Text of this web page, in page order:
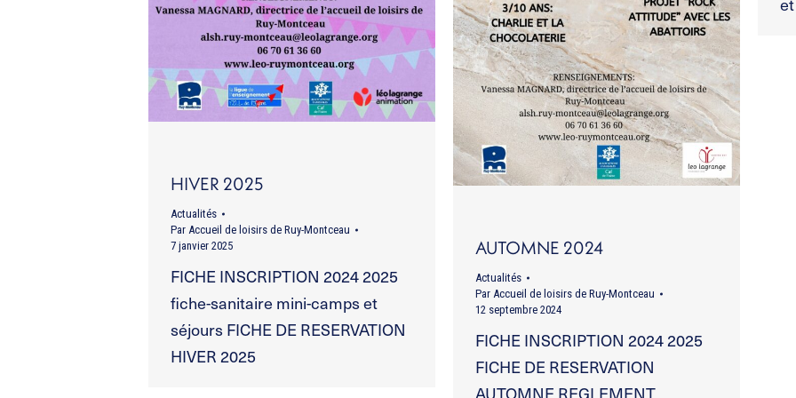
HIVER 2025
Actualités
Par Accueil de loisirs de Ruy-Montceau
7 janvier 2025
FICHE INSCRIPTION 2024 2025
fiche-sanitaire mini-camps et
séjours FICHE DE RESERVATION
HIVER 2025
AUTOMNE 2024
Actualités
Par Accueil de loisirs de Ruy-Montceau
12 septembre 2024
FICHE INSCRIPTION 2024 2025
FICHE DE RESERVATION
AUTOMNE REGLEMENT